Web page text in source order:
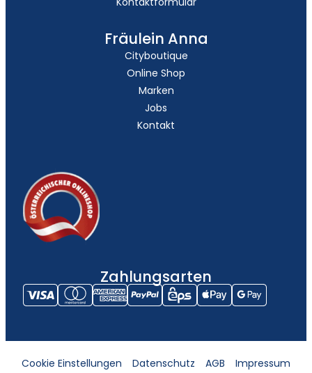
Fräulein Anna
Cityboutique
Online Shop
Marken
Jobs
Kontakt
Zahlungsarten
Cookie Einstellungen Datenschutz AGB Impressum